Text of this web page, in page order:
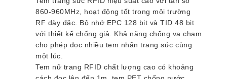
860-960MHz, hoạt động tốt trong môi trường
RF dày đặc. Bộ nhớ EPC 128 bit và TID 48 bit
với thiết kế chống giả. Khả năng chống va chạm
cho phép đọc nhiều tem nhãn trang sức cùng
một lúc.
Tem nữ trang RFID chất lượng cao có khoảng